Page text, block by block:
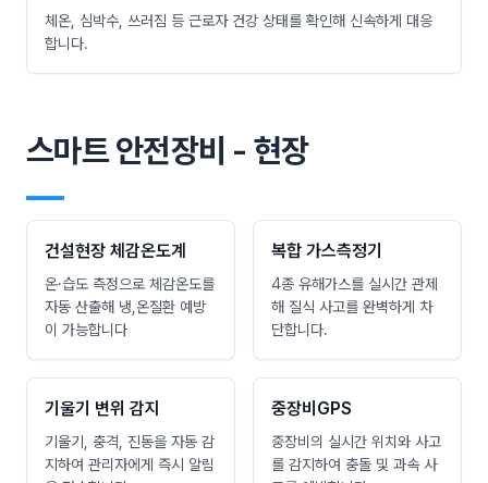
체온, 심박수, 쓰러짐 등 근로자 건강 상태를 확인해 신속하게 대응
합니다.
스마트 안전장비 - 현장
―
건설현장 체감온도계
온·습도 측정으로 체감온도를
자동 산출해 냉,온질환 예방
이 가능합니다
복합 가스측정기
4종 유해가스를 실시간 관제
해 질식 사고를 완벽하게 차
단합니다.
기울기 변위 감지
기울기, 충격, 진동을 자동 감
지하여 관리자에게 즉시 알림
중장비GPS
중장비의 실시간 위치와 사고
를 감지하여 충돌 및 과속 사